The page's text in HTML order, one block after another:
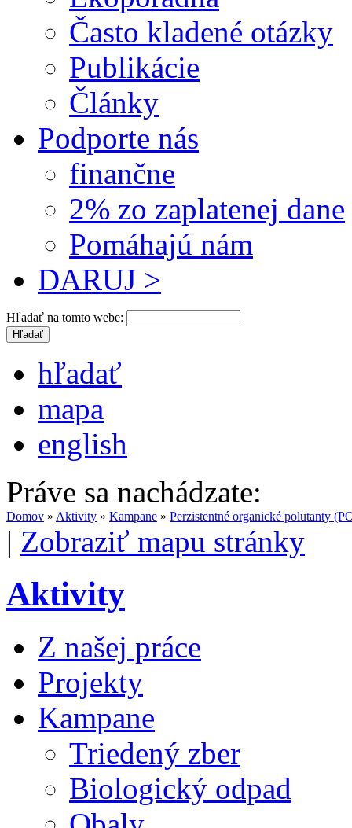
Často kladené otázky
Publikácie
Články
Podporte nás
finančne
2% zo zaplatenej dane
Pomáhajú nám
DARUJ >
Hľadať na tomto webe:
hľadať
mapa
english
Práve sa nachádzate:
Domov » Aktivity » Kampane » Perzistentné organické polutanty
| Zobraziť mapu stránky
Aktivity
Z našej práce
Projekty
Kampane
Triedený zber
Biologický odpad